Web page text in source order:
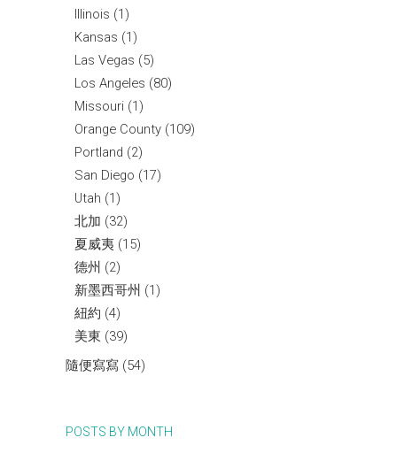
Illinois (1)
Kansas (1)
Las Vegas (5)
Los Angeles (80)
Missouri (1)
Orange County (109)
Portland (2)
San Diego (17)
Utah (1)
北加 (32)
夏威夷 (15)
德州 (2)
新墨西哥州 (1)
紐約 (4)
美東 (39)
隨便寫寫 (54)
POSTS BY MONTH